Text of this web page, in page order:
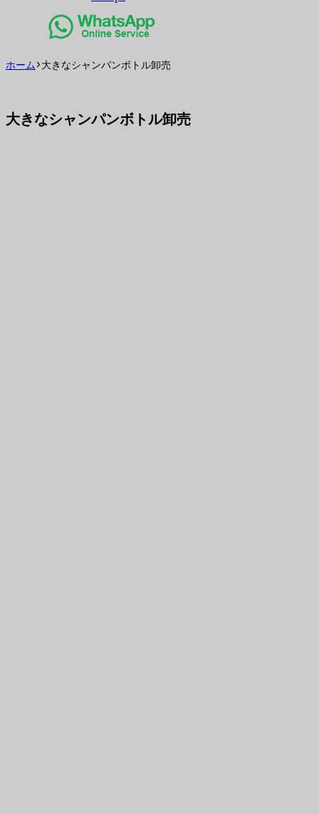
ホーム>大きなシャンパンボトル卸売
大きなシャンパンボトル卸売